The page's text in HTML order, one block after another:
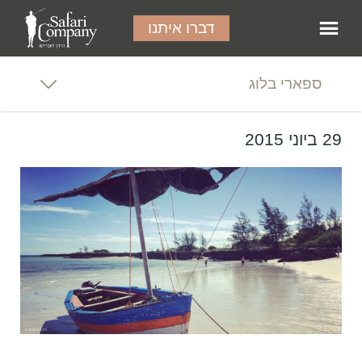
דברו איתנו
ספארי בלוג
29 ביוני 2015